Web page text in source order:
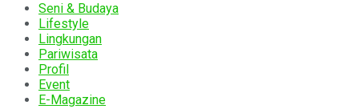
Seni & Budaya
Lifestyle
Lingkungan
Pariwisata
Profil
Event
E-Magazine